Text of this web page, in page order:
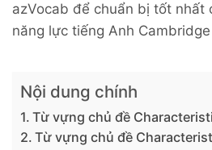
azVocab để chuẩn bị tốt nhất
năng lực tiếng Anh
Nội dung chính
Từ vựng chủ đề
Từ vựng chủ đề